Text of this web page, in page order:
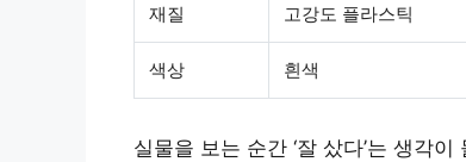
재질 고강도 플라스틱
색상 흰색
실물을 보는 순간 ‘잘 샀다’는 생각